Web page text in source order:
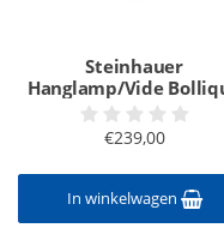
Steinhauer
Hanglamp/Vide
€239,00
In winkelwagen